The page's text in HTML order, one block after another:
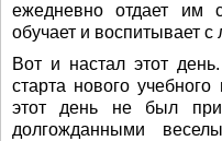
ежедневно отдает им
обучает и воспитывает
Вот и настал этот
старта нового
этот день не был
долгожданными